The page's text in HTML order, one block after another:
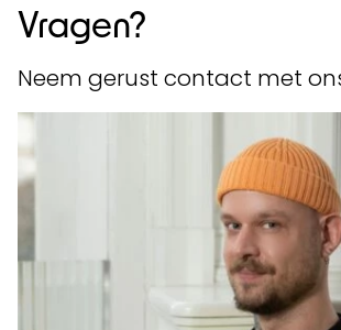
Vragen?
Neem gerust contact met